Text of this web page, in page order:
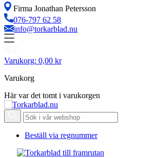
Firma Jonathan Petersson
076-797 62 58
info@torkarblad.nu
Varukorg: 0,00 kr
Varukorg
Här var det tomt i varukorgen
Beställ via regnummer